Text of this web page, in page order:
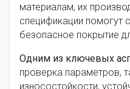
материалам, их
спецификации помогут
безопасное покрытие
Одним из ключевых
проверка параметров,
износостойкости,